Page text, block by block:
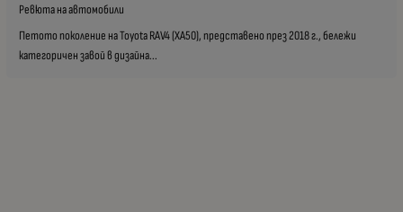
Ревюта на автомобили
Петото поколение на Toyota RAV4 (XA50), представено през 2018 г., бележи
категоричен завой в дизайна...